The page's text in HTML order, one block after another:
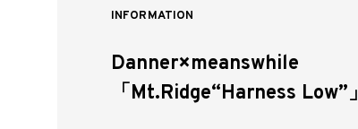
INFORMATION
Danner×meanswhile
「Mt.Ridge“Harness Low”」